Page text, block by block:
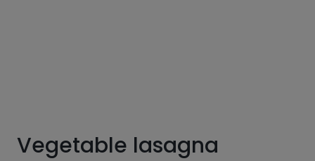
Vegetable lasagna